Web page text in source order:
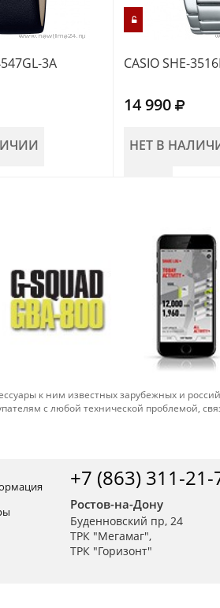
3A CASIO SHE-
14 990
НЕТ В
к ним известных зарубежных и
с любой технической проблемой,
+7 (863) 311-21-
Ростов-на-Дону
Буденновский пр, 24
ТРК "Мегамаг",
ТРК "Горизонт"